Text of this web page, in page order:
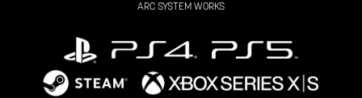
ARC SYSTEM WORKS